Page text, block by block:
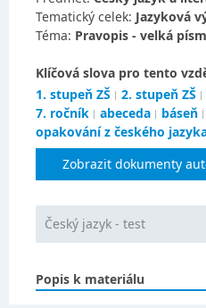
Tematický celek: Jazyková
Téma: Pravopis - velká
Klíčová slova pro tento
1. stupeň ZŠ
2. stupeň ZŠ
7. ročník
abeceda báseň
opakování z českého
Zobrazit dokumenty
Český jazyk - test
Popis k materiálu